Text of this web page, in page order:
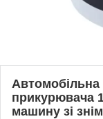
Автомобільна
прикурювача
машину зі